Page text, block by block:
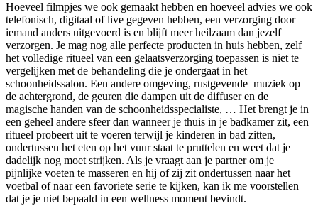
Hoeveel filmpjes we ook gemaakt hebben en hoeveel advies we ook
telefonisch, digitaal of live gegeven hebben, een verzorging door
iemand anders uitgevoerd is en blijft meer heilzaam dan jezelf
verzorgen. Je mag nog alle perfecte producten in huis hebben, zelf
het volledige ritueel van een gelaatsverzorging toepassen is niet te
vergelijken met de behandeling die je ondergaat in het
schoonheidssalon. Een andere omgeving, rustgevende muziek op
de achtergrond, de geuren die dampen uit de diffuser en de
magische handen van de schoonheidsspecialiste, … Het brengt je in
een geheel andere sfeer dan wanneer je thuis in je badkamer zit, een
ritueel probeert uit te voeren terwijl je kinderen in bad zitten,
ondertussen het eten op het vuur staat te pruttelen en weet dat je
dadelijk nog moet strijken. Als je vraagt aan je partner om je
pijnlijke voeten te masseren en hij of zij zit ondertussen naar het
voetbal of naar een favoriete serie te kijken, kan ik me voorstellen
dat je je niet bepaald in een wellness moment bevindt.